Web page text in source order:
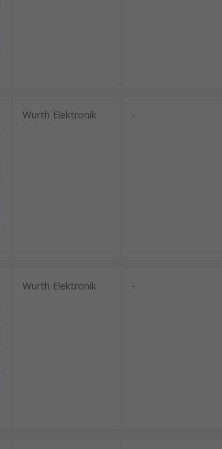
Wurth Elektronik -
Wurth Elektronik -